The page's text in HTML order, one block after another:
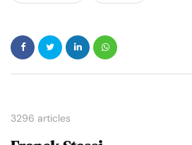
3296 articles